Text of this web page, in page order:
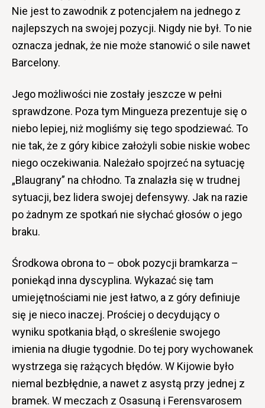
Nie jest to zawodnik z potencjałem na jednego z
najlepszych na swojej pozycji. Nigdy nie był. To nie
oznacza jednak, że nie może stanowić o sile nawet
Barcelony.
Jego możliwości nie zostały jeszcze w pełni
sprawdzone. Poza tym Mingueza prezentuje się o
niebo lepiej, niż mogliśmy się tego spodziewać. To
nie tak, że z góry kibice założyli sobie niskie wobec
niego oczekiwania. Należało spojrzeć na sytuację
„Blaugrany” na chłodno. Ta znalazła się w trudnej
sytuacji, bez lidera swojej defensywy. Jak na razie
po żadnym ze spotkań nie słychać głosów o jego
braku.
Środkowa obrona to – obok pozycji bramkarza –
poniekąd inna dyscyplina. Wykazać się tam
umiejętnościami nie jest łatwo, a z góry definiuje
się je nieco inaczej. Prościej o decydujący o
wyniku spotkania błąd, o skreślenie swojego
imienia na długie tygodnie. Do tej pory wychowanek
wystrzega się rażących błędów. W Kijowie było
niemal bezbłędnie, a nawet z asystą przy jednej z
bramek. W meczach z Osasuną i Ferensvarosem